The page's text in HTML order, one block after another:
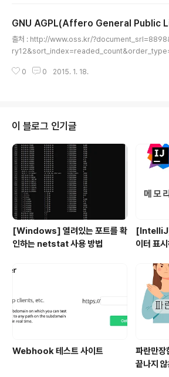
조와 알고리즘, 그리고 문자열과 기하 알고리즘까지 일
의 시각화를 개발하였습니다.VisuAlgo는Steven
박사의 책(박사의 동생인 Felix Halim과 공저한
이 들어으며, 이들중 일부 고급 알고리즘의 시각화는 현
GNU AGPL(Affero General Public
출처 : http://www.oss.kr/
6
0 0 2015. 1. 18.
이 블로그 인기글
[Windows] 열려있는 포트를 확
인하는 netstat 사용 방법
[IntelliJ]
이터 표시
Webhook 테스트 사이트
파란만장
끝나지